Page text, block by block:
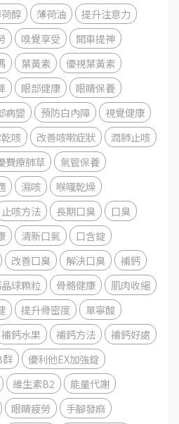
醇 薄荷油
提升注意力
嗅覺享受
開車提神
葉黃素
優視葉黃素
眼部健康
眼睛保養
病變 預防白內障
視覺健康
咳 改善咳嗽症狀
潤肺止咳
費療肺草
氣管保養
濕咳
喉嚨乾燥
止咳方法 長期口臭
口臭
清新口氣
口含錠
改善口臭 解決口臭
補鈣
球顆粒 骨骼健康
肌肉收縮
提升骨密度
單寧酸
補鈣水果 補鈣方法
補鈣好處
群
優利他EX加強錠
維生素B2
能量代謝
眼睛疲勞
手腳發麻